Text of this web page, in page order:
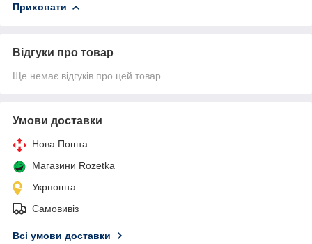
Приховати
Відгуки про товар
Ще немає відгуків про цей товар
Умови доставки
Нова Пошта
Магазини Rozetka
Укрпошта
Самовивіз
Всі умови доставки